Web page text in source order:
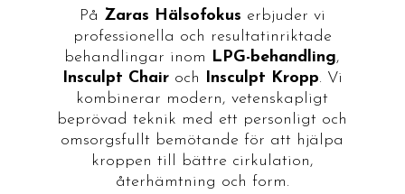
På Zaras Hälsofokus erbjuder vi
professionella och resultatinriktade
behandlingar inom LPG-behandling,
Insculpt Chairoch Insculpt Kropp. Vi
kombinerar modern, vetenskapligt
beprövad teknik med ett personligt och
omsorgsfullt bemötande för att hjälpa
kroppen till bättre cirkulation,
återhämtning och form.